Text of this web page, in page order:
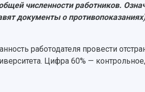
численности работников.
документы о
работодателя провести
Цифра 60% —